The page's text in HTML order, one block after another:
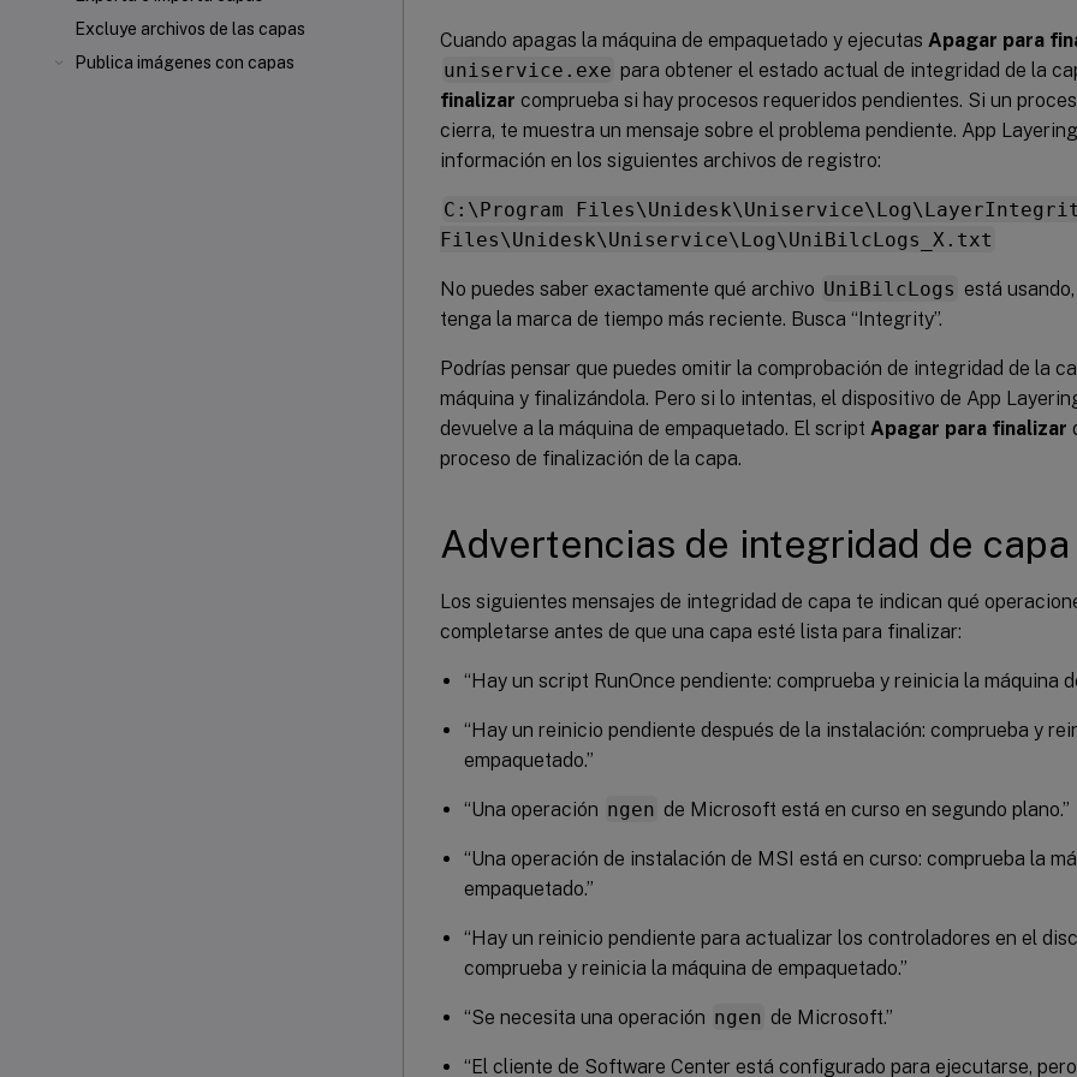
Excluye archivos de las capas
Publica imágenes con capas
Cuando apagas la máquina de empaquetado y ejecutas Apagar para
uniservice.exe para obtener el estado actual de integridad de la
finalizar comprueba si hay procesos requeridos pendientes. Si un
cierra, te muestra un mensaje sobre el problema pendiente. App
información en los siguientes archivos de registro:
C:\Program
Files\Unidesk\Uniservice\Log\UniBilcLogs_X.txt
No puedes saber exactamente qué archivo UniBilcLogs está
tenga la marca de tiempo más reciente. Busca “Integrity”.
Podrías pensar que puedes omitir la comprobación de integridad de la
máquina y finalizándola. Pero si lo intentas, el dispositivo de App
devuelve a la máquina de empaquetado. El script Apagar para finalizar
proceso de finalización de la capa.
Advertencias de integridad de capa
Los siguientes mensajes de integridad de capa te indican qué
completarse antes de que una capa esté lista para finalizar:
“Hay un script RunOnce pendiente: comprueba y reinicia la máquina
“Hay un reinicio pendiente después de la instalación: comprueba y
empaquetado.”
“Una operación ngen de Microsoft está en curso en segundo plano.”
“Una operación de instalación de MSI está en curso: comprueba la
empaquetado.”
“Hay un reinicio pendiente para actualizar los controladores en el
comprueba y reinicia la máquina de empaquetado.”
“Se necesita una operación ngen de Microsoft.”
“El cliente de Software Center está configurado para ejecutarse,